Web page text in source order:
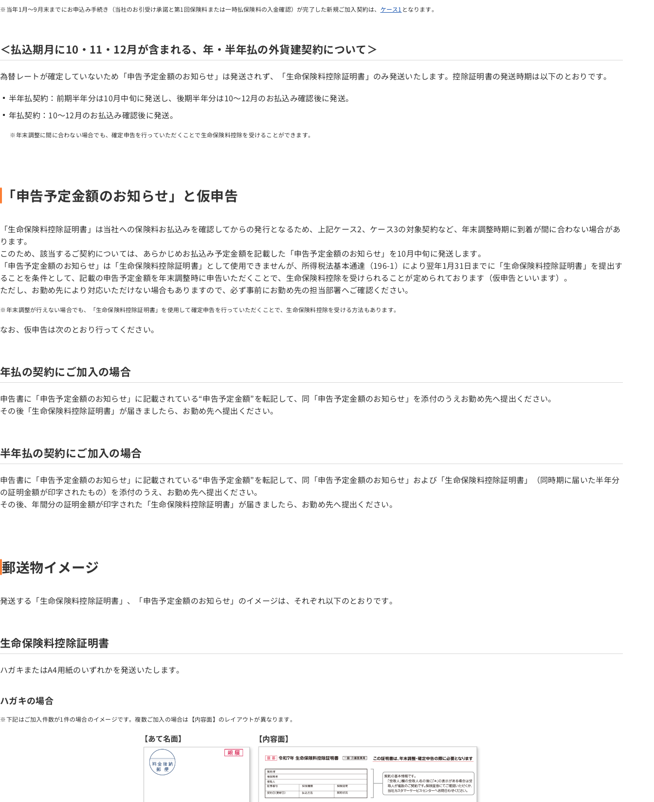
当年1月～9月末までにお申込み手続き（当社のお引受け承諾と第1回保険料または一時払保険料の入金確認）が完了した新規ご加入契約は、 ケース1 となります。
＜払込期月に10・11・12月が含まれる、年・半年払の外貨建契約について＞
為替レートが確定していないため「申告予定金額のお知らせ」は発送されず、「生命保険料控除証明書」のみ発送いたします。控除証明書の発送時期は以下のとおりです。
半年払契約：前期半年分は10月中旬に発送し、後期半年分は10～12月のお払込み確認後に発送。
年払契約：10～12月のお払込み確認後に発送。
年末調整に間に合わない場合でも、確定申告を行っていただくことで生命保険料控除を受けることができます。
「申告予定金額のお知らせ」と仮申告
「生命保険料控除証明書」は当社への保険料お払込みを確認してからの発行となるため、上記ケース2、ケース3の対象契約など、年末調整時期に到着が間に合わない場合があ
ります。
このため、該当するご契約については、あらかじめお払込み予定金額を記載した「申告予定金額のお知らせ」を10月中旬に発送します。
「申告予定金額のお知らせ」は「生命保険料控除証明書」として使用できませんが、所得税法基本通達（196-1）により翌年1月31日までに「生命保険料控除証明書」を提出す
ることを条件として、記載の申告予定金額を年末調整時に申告いただくことで、生命保険料控除を受けられることが定められております（仮申告といいます）。
ただし、お勤め先により対応いただけない場合もありますので、必ず事前にお勤め先の担当部署へご確認ください。
年末調整が行えない場合でも、「生命保険料控除証明書」を使用して確定申告を行っていただくことで、生命保険料控除を受ける方法もあります。
なお、仮申告は次のとおり行ってください。
年払の契約にご加入の場合
申告書に「申告予定金額のお知らせ」に記載されている“申告予定金額”を転記して、同「申告予定金額のお知らせ」を添付のうえお勤め先へ提出ください。
その後「生命保険料控除証明書」が届きましたら、お勤め先へ提出ください。
半年払の契約にご加入の場合
申告書に「申告予定金額のお知らせ」に記載されている“申告予定金額”を転記して、同「申告予定金額のお知らせ」および「生命保険料控除証明書」（同時期に届いた半年分
の証明金額が印字されたもの）を添付のうえ、お勤め先へ提出ください。
その後、年間分の証明金額が印字された「生命保険料控除証明書」が届きましたら、お勤め先へ提出ください。
郵送物イメージ
発送する「生命保険料控除証明書」、「申告予定金額のお知らせ」のイメージは、それぞれ以下のとおりです。
生命保険料控除証明書
ハガキまたはA4用紙のいずれかを発送いたします。
ハガキの場合
下記はご加入件数が1件の場合のイメージです。複数ご加入の場合は【内容面】のレイアウトが異なります。